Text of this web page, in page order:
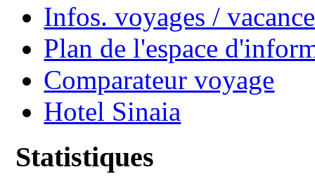
Infos. voyages /
Plan de l'espace
Comparateur voyage
Hotel Sinaia
Statistiques